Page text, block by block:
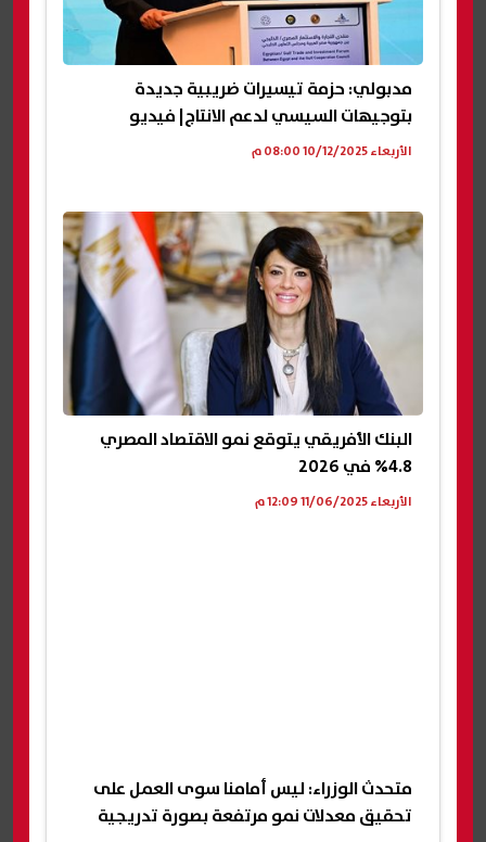
مدبولي: حزمة تيسيرات ضريبية جديدة
بتوجيهات السيسي لدعم الانتاج| فيديو
الأربعاء 10/12/2025 08:00 م
البنك الأفريقي يتوقع نمو الاقتصاد المصري
4.8% في 2026
الأربعاء 11/06/2025 12:09 م
متحدث الوزراء: ليس أمامنا سوى العمل على
تحقيق معدلات نمو مرتفعة بصورة تدريجية